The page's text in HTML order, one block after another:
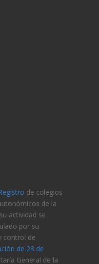
de colegios
de la
actividad se
por su
control de
de 23 de
General de la